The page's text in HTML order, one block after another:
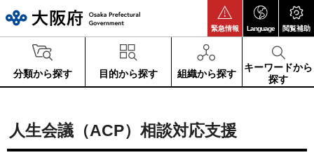
緊急情報 Language 閲覧補助
分類から探す 目的から探す 組織から探す
キーワードから
探す
人生会議（ACP）相談対応支援